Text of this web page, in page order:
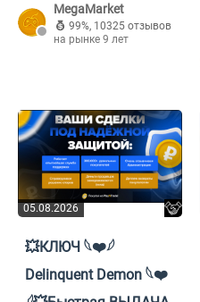
MegaMarket
99%, 10325 отзывов
на рынке 9 лет
05.08.2026
💥КЛЮЧ 𓆩❤️𓆪
Delinquent Demon 𓆩❤️